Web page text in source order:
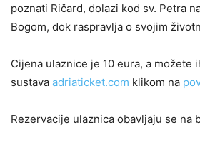
poznati Ričard, dolazi kod sv. Petra
Bogom, dok raspravlja o svojim
Cijena ulaznice je 10 eura, a možete
sustava adriaticket.com klikom na
Rezervacije ulaznica obavljaju se na